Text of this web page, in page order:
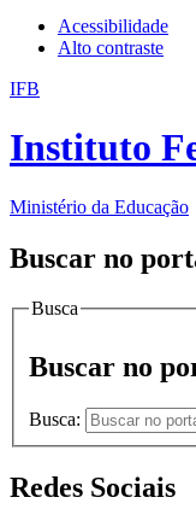
Acessibilidade
Alto contraste
IFB
Instituto
Ministério da Educação
Buscar no
Busca
Buscar no
Busca:
Redes Sociais